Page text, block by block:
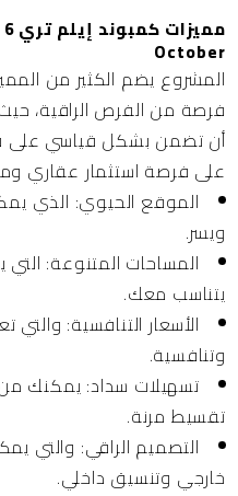
October
المشروع يضم الكثير من
فرصة من الفرص الراقية،
أن تضمن بشكل قياسي على
على فرصة استثمار عقاري
الموقع الحيوي: الذي
ويسر.
المساحات المتنوعة:
يتناسب معك.
الأسعار التنافسية: والتي
وتنافسية.
تسهيلات سداد: يمكنك
تقسيط مرنة.
التصميم الراقي: والتي
خارجي وتنسيق داخلي.